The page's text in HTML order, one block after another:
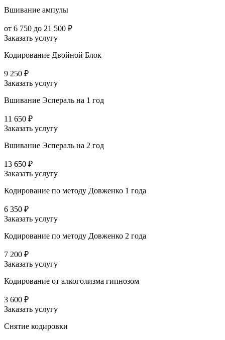
Вшивание ампулы
от 6 750 до 21 500 ₽
Заказать услугу
Кодирование Двойной Блок
9 250 ₽
Заказать услугу
Вшивание Эспераль на 1 год
11 650 ₽
Заказать услугу
Вшивание Эспераль на 2 год
13 650 ₽
Заказать услугу
Кодирование по методу Довженко 1 года
6 350 ₽
Заказать услугу
Кодирование по методу Довженко 2 года
7 200 ₽
Заказать услугу
Кодирование от алкоголизма гипнозом
3 600 ₽
Заказать услугу
Снятие кодировки